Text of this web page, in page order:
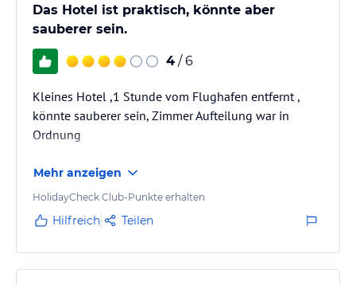
Das Hotel ist praktisch, könnte aber
sauberer sein.
4 / 6
Kleines Hotel ,1 Stunde vom Flughafen entfernt ,
könnte sauberer sein, Zimmer Aufteilung war in
Ordnung
Mehr anzeigen
HolidayCheck Club-Punkte erhalten
Hilfreich Teilen